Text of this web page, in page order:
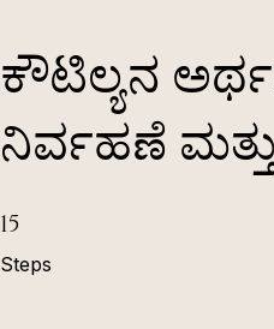
ಕೌಟಿಲ್ಯನ
ನಿರ್ವಹಣೆ
15
Steps
15 Steps